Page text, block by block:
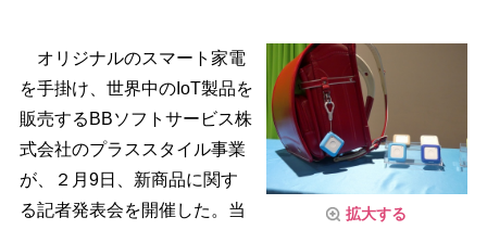
拡大する
オリジナルのスマート家電
を手掛け、世界中のIoT製品を
販売するBBソフトサービス株
式会社のプラススタイル事業
が、２月9日、新商品に関す
る記者発表会を開催した。当